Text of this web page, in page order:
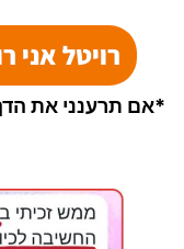
רויטל אני
*אם תרענני את